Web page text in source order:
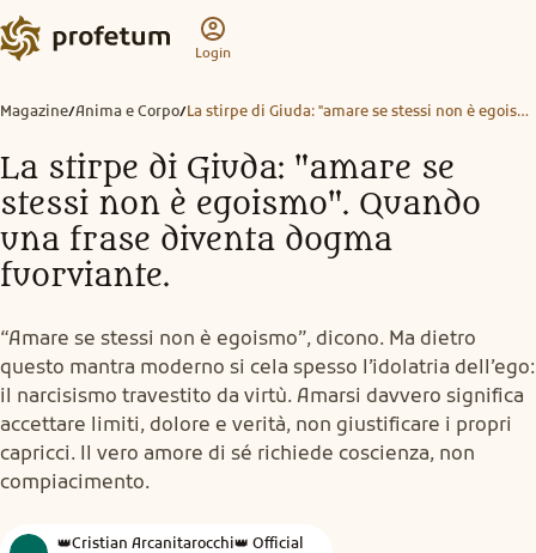
Login
Magazine/Anima e Corpo/ La stirpe di Giuda: "amare se stessi non è egoismo". Quando una frase diventa dogma fuorviante.
La stirpe di Giuda: "amare se
stessi non è egoismo". Quando
una frase diventa dogma
fuorviante.
“Amare se stessi non è egoismo”, dicono. Ma dietro
questo mantra moderno si cela spesso l’idolatria dell’ego:
il narcisismo travestito da virtù. Amarsi davvero significa
accettare limiti, dolore e verità, non giustificare i propri
capricci. Il vero amore di sé richiede coscienza, non
compiacimento.
👑Cristian Arcanitarocchi👑 Official